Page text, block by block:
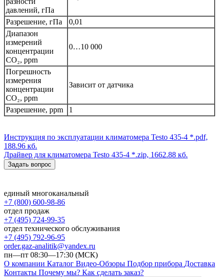
давлений, гПа
Разрешение, гПа
0,01
Диапазон
измерений
концентрации
CO₂, ppm
0…10 000
Погрешность
измерения
концентрации
CO₂, ppm
Зависит от датчика
Разрешение, ppm 1
Инструкция по эксплуатации климатомера Testo 435-4 *.pdf,
188.96 кб.
Драйвер для климатомера Testo 435-4 *.zip, 1662.88 кб.
Задать вопрос
единый многоканальный
+7 (800) 600-98-86
отдел продаж
+7 (495) 724-99-35
отдел технического обслуживания
+7 (495) 792-96-95
order.gaz-analitik@yandex.ru
пн—пт 08:30—17:30 (МСК)
О компании Каталог Видео-Обзоры Подбор прибора Доставка
Контакты Почему мы? Как сделать заказ?